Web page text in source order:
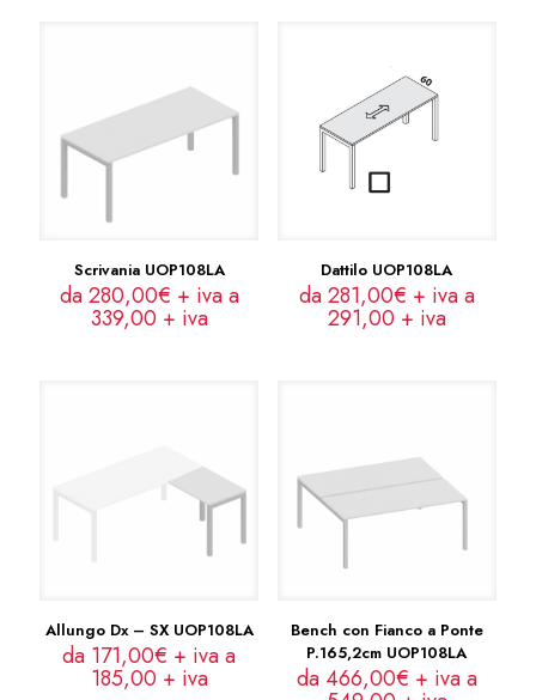
Scrivania UOP108LA
da 280,00€ + iva a
339,00 + iva
Dattilo UOP108LA
da 281,00€ + iva a
291,00 + iva
Allungo Dx – SX UOP108LA
da 171,00€ + iva a
185,00 + iva
Bench con Fianco a Ponte
P.165,2cm UOP108LA
da 466,00€ + iva a